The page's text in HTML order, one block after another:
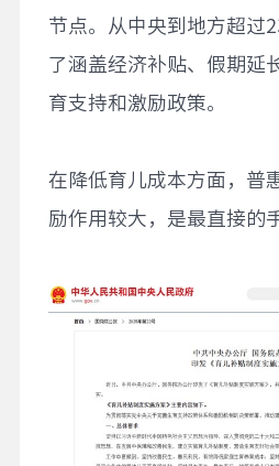
节点。从中央到地方超过
了涵盖经济补贴、假期延
育支持和激励政策。
在降低育儿成本方面，普
励作用较大，是最直接的